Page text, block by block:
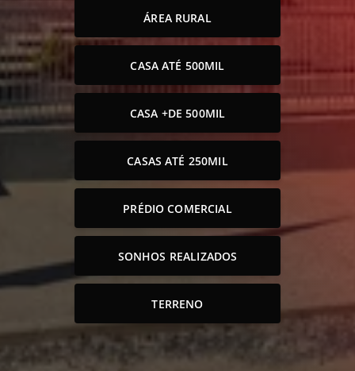
ÁREA RURAL
CASA ATÉ 500MIL
CASA +DE 500MIL
CASAS ATÉ 250MIL
PRÉDIO COMERCIAL
SONHOS REALIZADOS
TERRENO